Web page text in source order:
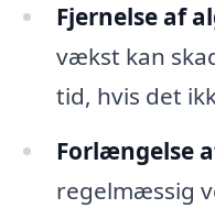
Fjernelse af
vækst kan
tid, hvis det
Forlængelse
regelmæssig